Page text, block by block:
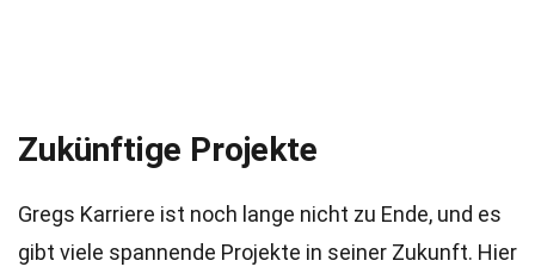
Zukünftige Projekte
Gregs Karriere ist noch lange nicht zu Ende, und es
gibt viele spannende Projekte in seiner Zukunft. Hier